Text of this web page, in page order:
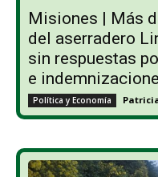
Misiones | Más
del aserradero
sin respuestas
e
Política y Economía